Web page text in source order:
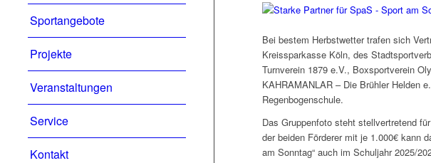
Sportangebote
Projekte
Veranstaltungen
Service
Kontakt
Bei bestem Herbstwetter trafen sich
Kreissparkasse Köln, des
Turnverein 1879 e.V., Boxsportverein
KAHRAMANLAR – Die Brühler Helden
Regenbogenschule.
Das Gruppenfoto steht stellvertretend
der beiden Förderer mit je 1.000€ kann
am Sonntag“ auch im Schuljahr 2025/